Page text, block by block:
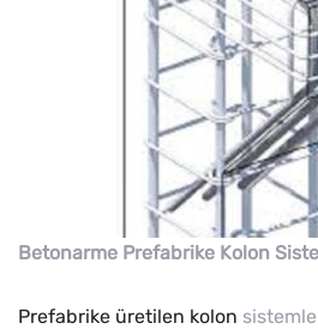
Betonarme Prefabrike Kolon
Prefabrike üretilen kolon